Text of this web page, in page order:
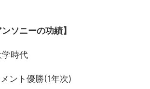
ソニーの功績】
学時代
ント優勝(1年次)